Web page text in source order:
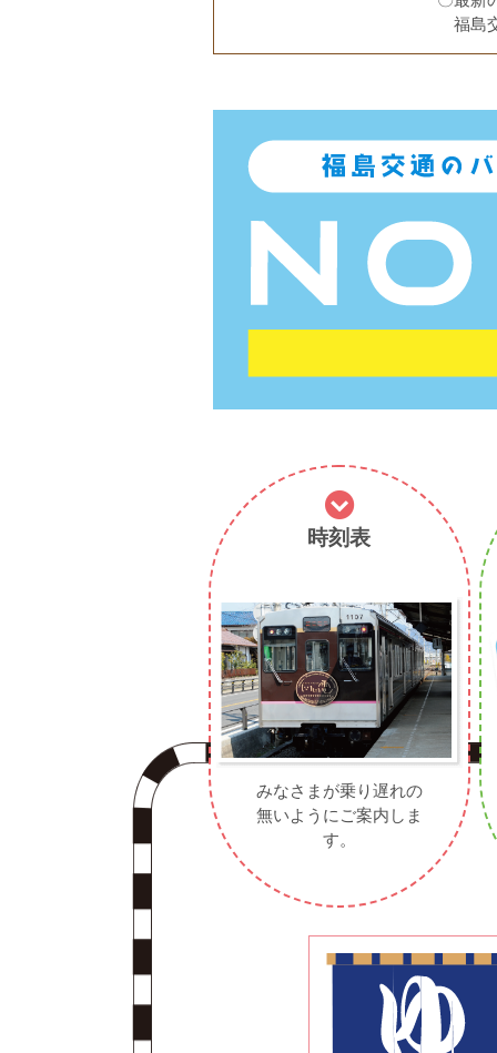
福島
時刻表
みなさまが乗り遅れの
無いようにご案内しま
す。